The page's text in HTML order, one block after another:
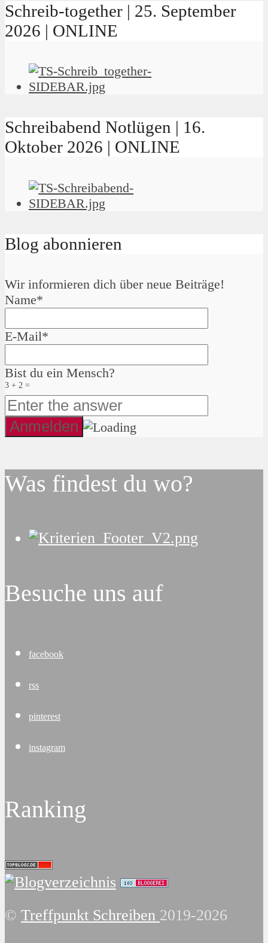
Schreib-together | 25. September
2026 | ONLINE
Schreibabend Notlügen | 16.
Oktober 2026 | ONLINE
Blog abonnieren
Wir informieren dich über neue Beiträge!
Name*
E-Mail*
Bist du ein Mensch?
3 + 2 =
Was findest du wo?
Besuche uns auf
facebook
rss
pinterest
instagram
Ranking
© Treffpunkt Schreiben 2019-2026